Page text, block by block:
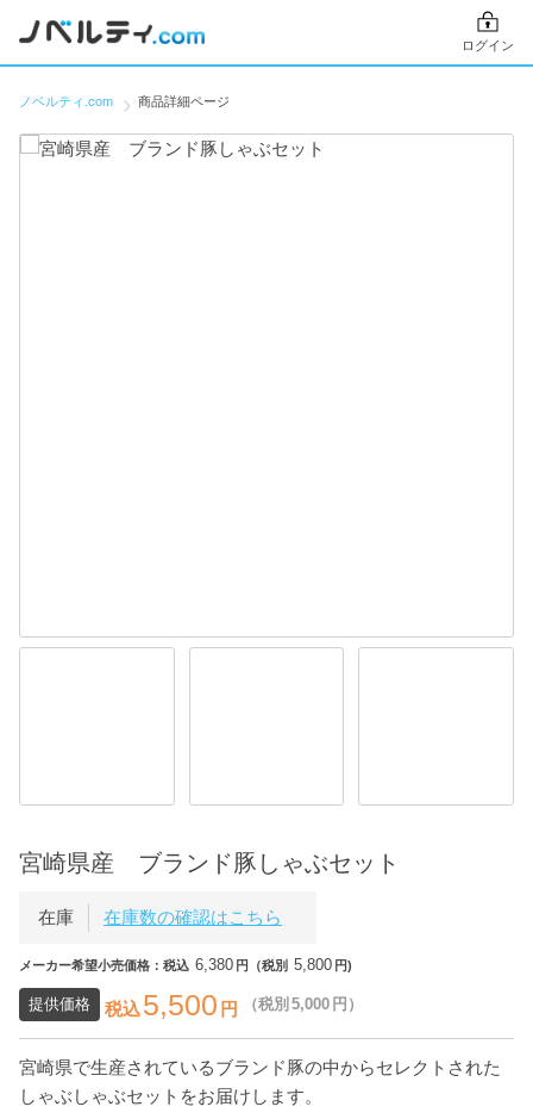
ログイン
ノベルティ.com 商品詳細ページ
宮崎県産 ブランド豚しゃぶセット
在庫 在庫数の確認はこちら
メーカー希望小売価格：税込 6,380 円（税別 5,800 円)
提供価格 税込5,500 円 （税別 5,000 円）
宮崎県で生産されているブランド豚の中からセレクトされた
しゃぶしゃぶセットをお届けします。